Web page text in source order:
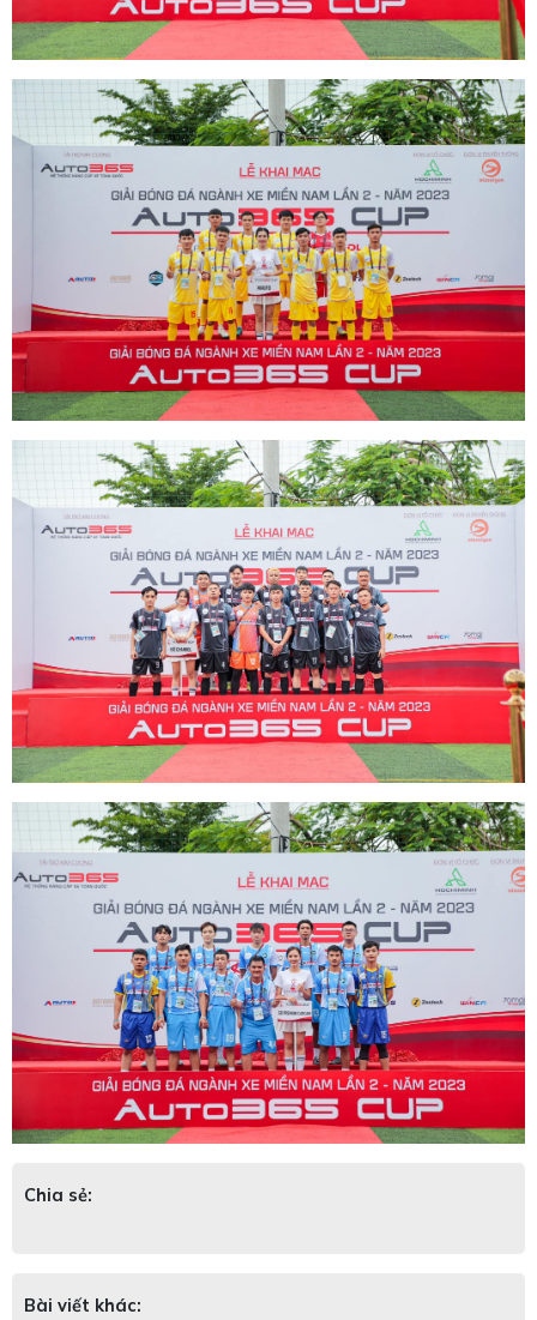
Chia sẻ:
Bài viết khác: